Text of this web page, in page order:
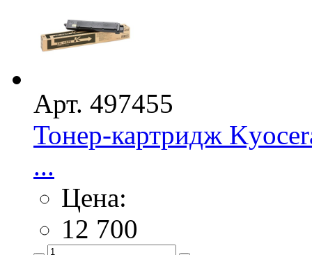
Арт. 497455
Тонер-картридж
...
Цена:
12 700